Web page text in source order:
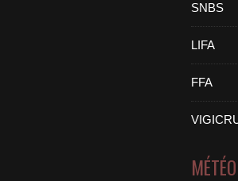
SNBS
LIFA
FFA
MÉTÉO